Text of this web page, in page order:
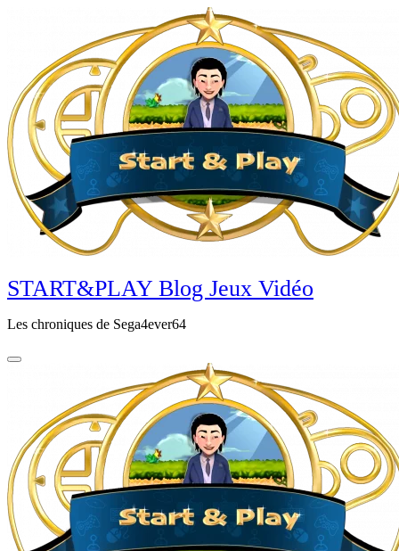
principal
START&PLAY Blog Jeux Vidéo
Les chroniques de Sega4ever64